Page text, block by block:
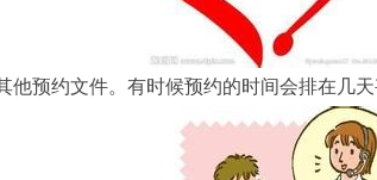
预约文件。有时候预约的时间会排在几